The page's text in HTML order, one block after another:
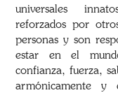
universales
reforzados por
personas y son
estar en el
confianza, fuerza,
armónicamente y